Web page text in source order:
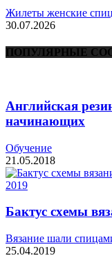
Жилеты женские
30.07.2026
ПОПУЛЯРНЫЕ
Английская
начинающих
Обучение
21.05.2018
Бактус схемы
Вязание шали
25.04.2019